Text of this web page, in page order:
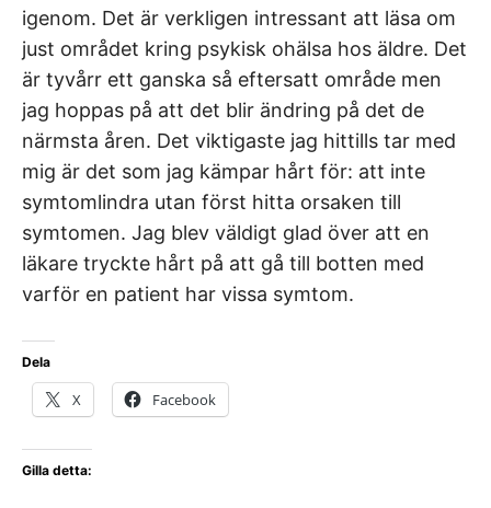
igenom. Det är verkligen intressant att läsa om
just området kring psykisk ohälsa hos äldre. Det
är tyvårr ett ganska så eftersatt område men
jag hoppas på att det blir ändring på det de
närmsta åren. Det viktigaste jag hittills tar med
mig är det som jag kämpar hårt för: att inte
symtomlindra utan först hitta orsaken till
symtomen. Jag blev väldigt glad över att en
läkare tryckte hårt på att gå till botten med
varför en patient har vissa symtom.
Dela
X Facebook
Gilla detta: